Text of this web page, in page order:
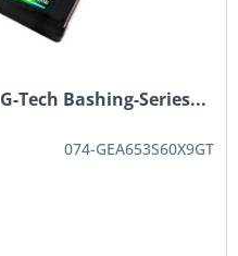
Tech Bashing-Series...
074-GEA653S60X9GT